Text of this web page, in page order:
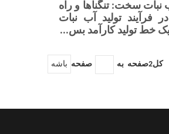
نبات سخت: تنگناها و راه
تولید آب نبات
خط تولید کارآمد بس...
کل2صفحه به صفحه باشه